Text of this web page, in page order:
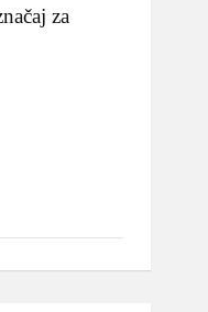
za